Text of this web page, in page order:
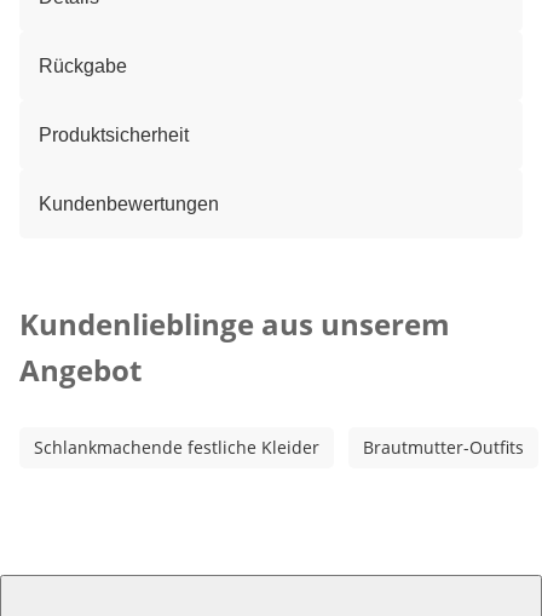
Rückgabe
Produktsicherheit
Kundenbewertungen
Kundenlieblinge aus unserem
Angebot
Schlankmachende festliche Kleider Brautmutter-Outfits